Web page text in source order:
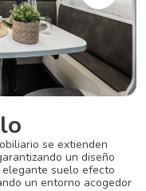
se extienden
un diseño
suelo efecto
un entorno acogedor